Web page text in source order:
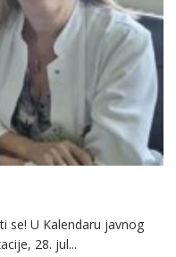
se! U Kalendaru javnog
28. jul...